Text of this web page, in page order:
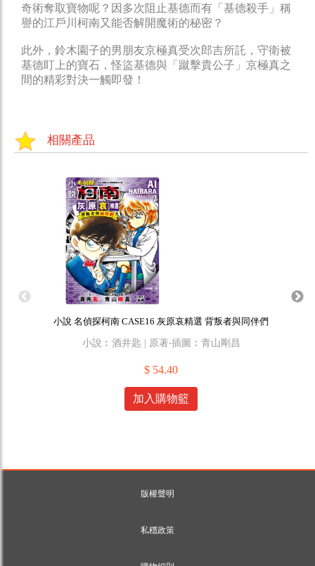
奇術奪取寶物呢？因多次阻止基德而有「基德殺手」稱
譽的江戶川柯南又能否解開魔術的秘密？
此外，鈴木園子的男朋友京極真受次郎吉所託，守衛被
基德盯上的寶石，怪盜基德與「蹴擊貴公子」京極真之
間的精彩對決一觸即發！
相關產品
小說 名偵探柯南 CASE16 灰原哀精選 背叛者與同伴們
小說︰酒井匙 | 原著‧插圖︰青山剛昌
$ 54.40
加入購物籃
版權聲明
私穩政策